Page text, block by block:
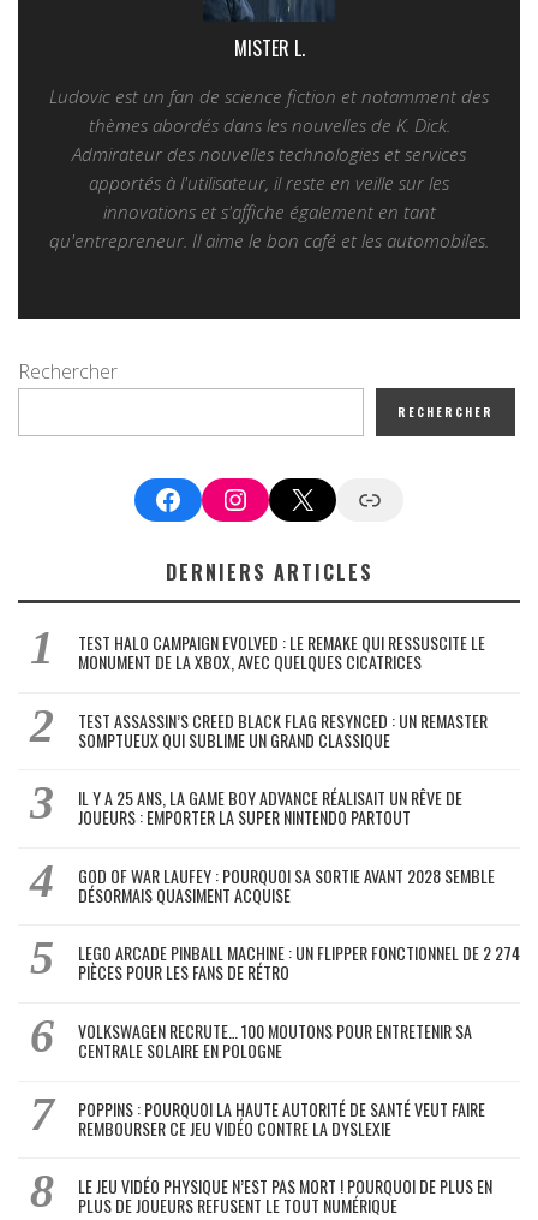
MISTER L.
Ludovic est un fan de science fiction et notamment des
thèmes abordés dans les nouvelles de K. Dick.
Admirateur des nouvelles technologies et services
apportés à l'utilisateur, il reste en veille sur les
innovations et s'affiche également en tant
qu'entrepreneur. Il aime le bon café et les automobiles.
Rechercher
RECHERCHER
FacebookInstagram
X Google News
DERNIERS ARTICLES
TEST HALO CAMPAIGN EVOLVED : LE REMAKE QUI RESSUSCITE LE
MONUMENT DE LA XBOX, AVEC QUELQUES CICATRICES
TEST ASSASSIN’S CREED BLACK FLAG RESYNCED : UN REMASTER
SOMPTUEUX QUI SUBLIME UN GRAND CLASSIQUE
IL Y A 25 ANS, LA GAME BOY ADVANCE RÉALISAIT UN RÊVE DE
JOUEURS : EMPORTER LA SUPER NINTENDO PARTOUT
GOD OF WAR LAUFEY : POURQUOI SA SORTIE AVANT 2028 SEMBLE
DÉSORMAIS QUASIMENT ACQUISE
LEGO ARCADE PINBALL MACHINE : UN FLIPPER FONCTIONNEL DE 2 274
PIÈCES POUR LES FANS DE RÉTRO
VOLKSWAGEN RECRUTE… 100 MOUTONS POUR ENTRETENIR SA
CENTRALE SOLAIRE EN POLOGNE
POPPINS : POURQUOI LA HAUTE AUTORITÉ DE SANTÉ VEUT FAIRE
REMBOURSER CE JEU VIDÉO CONTRE LA DYSLEXIE
LE JEU VIDÉO PHYSIQUE N’EST PAS MORT ! POURQUOI DE PLUS EN
PLUS DE JOUEURS REFUSENT LE TOUT NUMÉRIQUE